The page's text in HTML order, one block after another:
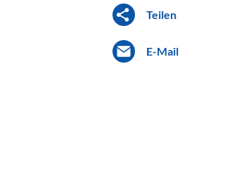
Teilen
E-Mail